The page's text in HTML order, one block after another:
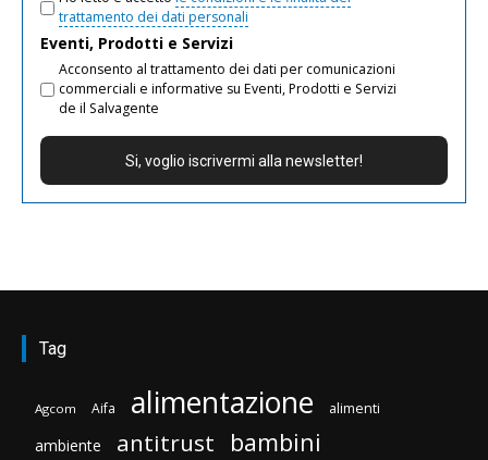
trattamento dei dati personali
Eventi, Prodotti e Servizi
Acconsento al trattamento dei dati per comunicazioni
commerciali e informative su Eventi, Prodotti e Servizi
de il Salvagente
Tag
Agcom Aifa alimentazione alimenti
ambiente antitrust bambini